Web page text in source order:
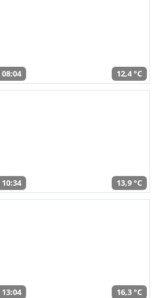
08:04 12,4 °C
10:34 13,9 °C
13:04 16,3 °C